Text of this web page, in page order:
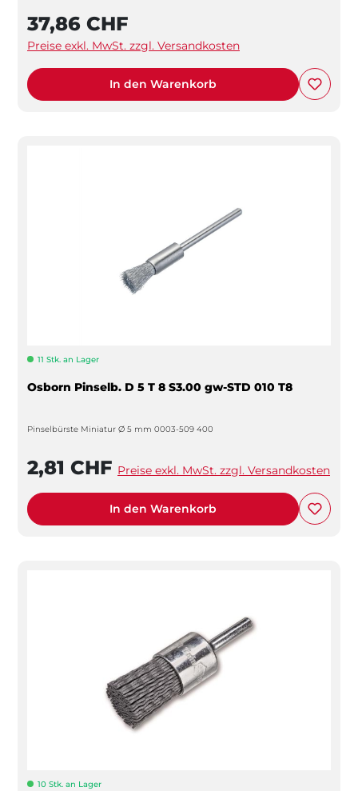
37,86 CHF
Preise exkl. MwSt. zzgl. Versandkosten
In den Warenkorb
11 Stk. an Lager
Osborn Pinselb. D 5 T 8 S3.00 gw-STD 010 T8
Pinselbürste Miniatur Ø 5 mm 0003-509 400
2,81 CHF Preise exkl. MwSt. zzgl. Versandkosten
In den Warenkorb
10 Stk. an Lager